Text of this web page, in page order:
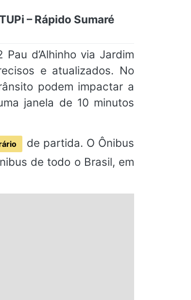
– Rápido Sumaré
d’Alhinho via Jardim
e atualizados. No
podem impactar a
janela de 10 minutos
de partida. O Ônibus
de todo o Brasil, em